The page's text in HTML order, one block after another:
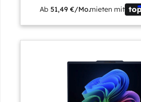
Ab51,49 €/Mo.mieten mit